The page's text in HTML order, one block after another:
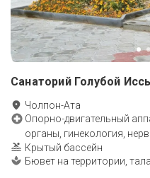
Санаторий Голубой
Чолпон-Ата
Опорно-двигательный
органы, гинекология,
Крытый бассейн
Бювет на территории,